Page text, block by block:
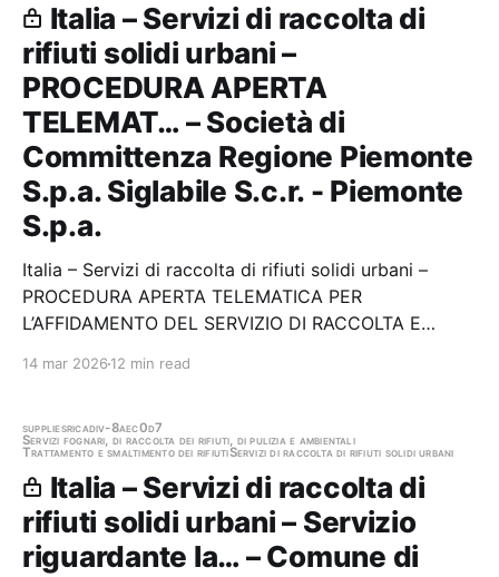
Italia – Servizi di raccolta di
rifiuti solidi urbani –
PROCEDURA APERTA
TELEMAT… – Società di
Committenza Regione Piemonte
S.p.a. Siglabile S.c.r. - Piemonte
S.p.a.
Italia – Servizi di raccolta di rifiuti solidi urbani –
PROCEDURA APERTA TELEMATICA PER
L’AFFIDAMENTO DEL SERVIZIO DI RACCOLTA E
Società di Committenza Regione…
14 mar 2026 12 min read
suppliesricadiv-8aec0d7
Servizi fognari, di raccolta dei rifiuti, di pulizia e ambientali
Trattamento e smaltimento dei rifiutiServizi di raccolta di rifiuti solidi urbani
Italia – Servizi di raccolta di
rifiuti solidi urbani – Servizio
riguardante la… – Comune di